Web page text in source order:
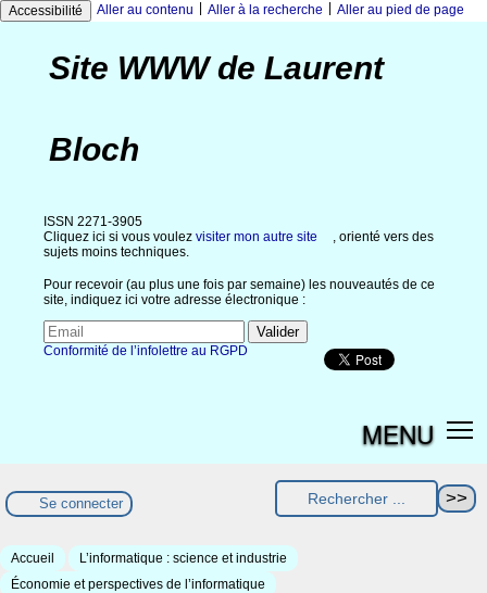
Accessibilité Aller au contenu Aller à la recherche Aller au pied de page
Site WWW de Laurent
Bloch
ISSN 2271-3905
Cliquez ici si vous voulez visiter mon autre site
, orienté vers des
sujets moins techniques.
Pour recevoir (au plus une fois par semaine) les nouveautés de ce
site, indiquez ici votre adresse électronique :
Conformité de l’infolettre au RGPD
MENU
Se connecter
Accueil
L’informatique : science et industrie
Économie et perspectives de l’informatique